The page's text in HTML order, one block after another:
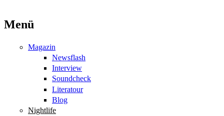
Menü
Magazin
Newsflash
Interview
Soundcheck
Literatour
Blog
Nightlife